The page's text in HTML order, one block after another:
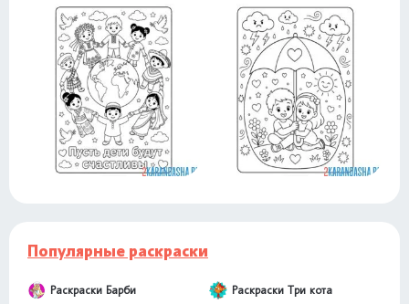
Популярные раскраски
Раскраски Барби Раскраски Три кота